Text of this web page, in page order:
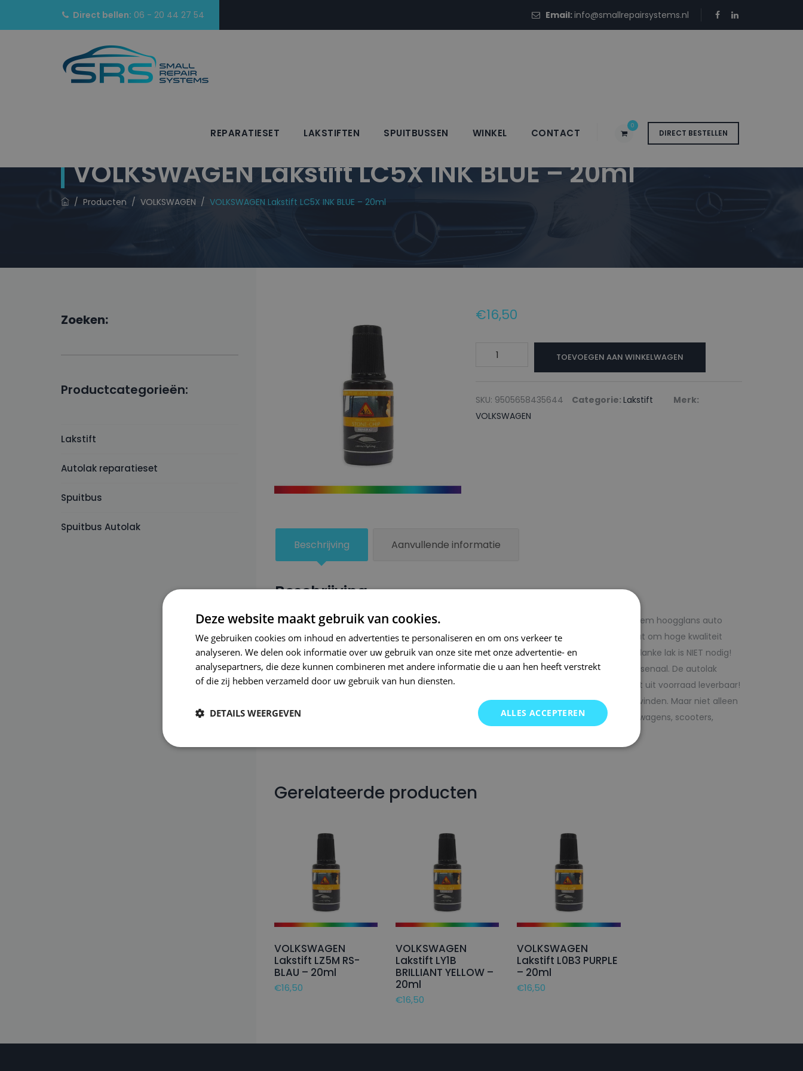
Direct bellen: 06 - 20 44 27 54 Email:info@smallrepairsystems.nl
DIRECT BESTELLEN
0
REPARATIESET LAKSTIFTEN SPUITBUSSEN WINKEL CONTACT
VOLKSWAGEN Lakstift LC5X INK BLUE – 20ml
/ Producten / VOLKSWAGEN / VOLKSWAGEN Lakstift LC5X INK BLUE – 20ml
€16,50
VOLKSWAGEN
INK
BLUE
TOEVOEGEN AAN WINKELWAGEN
SKU: 9505658435644 Categorie: Lakstift
Merk:
VOLKSWAGEN
Beschrijving Aanvullende informatie
Beschrijving
Een kleiner beschadigd oppervlak van je auto behandel je zelf voordelig met 1laag systeem hoogglans auto
lakstiften van Small Repair Systems. Bij SRS bent u aan het juiste adres wanneer het gaat om hoge kwaliteit
auto lakstiften. Onze auto lakstiften zijn snel drogend en makkelijk te verwerken. Extra blanke lak is NIET nodig!
Wij hebben een gigantisch assortiment met oneindig veel kleurencombinaties in ons arsenaal. De autolak
wordt op kleurcode of kleurnaam gemaakt en is afgevuld met professionele verf. Direct uit voorraad leverbaar!
Om deze reden garanderen wij dat u altijd de gewenste kleur voor uw auto bij SRS kunt vinden. Maar niet alleen
voor auto’s.. Met onze A-kwaliteit auto lakstiften kunt u ook bij ons terecht voor bedrijfswagens, scooters,
Gerelateerde producten
VOLKSWAGEN
Lakstift LZ5M RS-
BLAU – 20ml
€16,50
VOLKSWAGEN
Lakstift LY1B
BRILLIANT YELLOW –
20ml
€16,50
VOLKSWAGEN
Lakstift L0B3 PURPLE
– 20ml
€16,50
Zoeken:
Productcategorieën:
Lakstift
Autolak reparatieset
Spuitbus
Spuitbus Autolak
Deze website maakt gebruik van cookies.
We gebruiken cookies om inhoud en advertenties te personaliseren en om ons verkeer te
analyseren. We delen ook informatie over uw gebruik van onze site met onze advertentie- en
analysepartners, die deze kunnen combineren met andere informatie die u aan hen heeft verstrekt
of die zij hebben verzameld door uw gebruik van hun diensten.
ALLES ACCEPTEREN
DETAILS WEERGEVEN